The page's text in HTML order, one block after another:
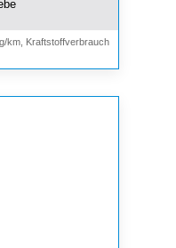
km, Kraftstoffverbrauch